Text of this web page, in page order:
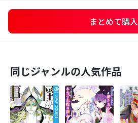
まとめて購入
同じジャンルの人気作品